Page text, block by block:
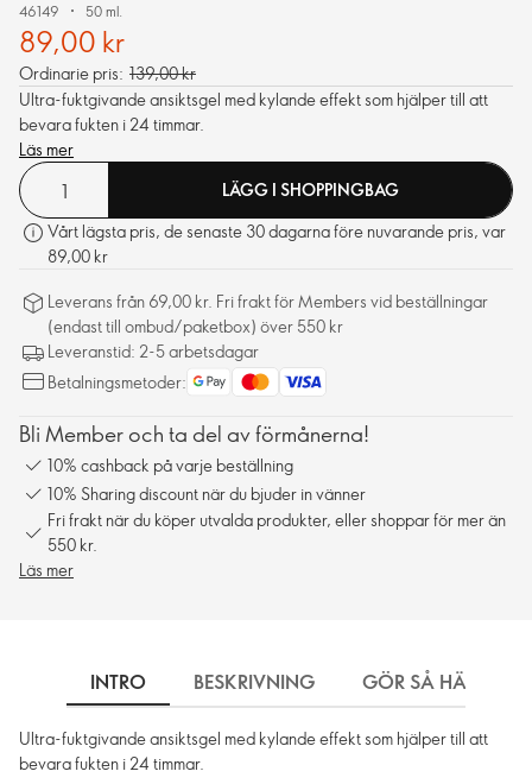
46149 50 ml.
89,00 kr
Ordinarie pris: 139,00 kr
Ultra-fuktgivande ansiktsgel med kylande effekt som hjälper till att
bevara fukten i 24 timmar.
Läs mer
LÄGG I SHOPPINGBAG
Vårt lägsta pris, de senaste 30 dagarna före nuvarande pris, var
89,00 kr
Leverans från 69,00 kr. Fri frakt för Members vid beställningar
(endast till ombud/paketbox) över 550 kr
Leveranstid: 2-5 arbetsdagar
Betalningsmetoder:
Bli Member och ta del av förmånerna!
10% cashback på varje beställning
10% Sharing discount när du bjuder in vänner
Fri frakt när du köper utvalda produkter, eller shoppar för mer än
550 kr.
Läs mer
INTRO BESKRIVNING GÖR SÅ HÄR
Ultra-fuktgivande ansiktsgel med kylande effekt som hjälper till att
bevara fukten i 24 timmar.